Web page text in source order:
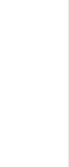
Системы и
Подавители